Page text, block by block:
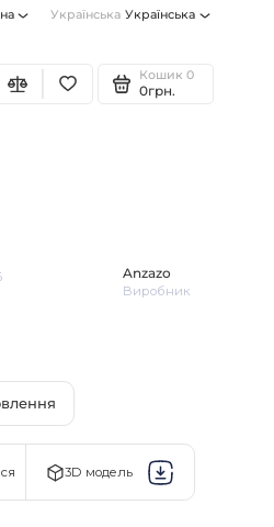
Українська Українська
Кошик 0
0грн.
Anzazo
Виробник
3D модель